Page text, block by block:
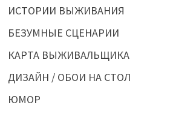
ИСТОРИИ ВЫЖИВАНИЯ
БЕЗУМНЫЕ СЦЕНАРИИ
КАРТА ВЫЖИВАЛЬЩИКА
ДИЗАЙН / ОБОИ НА СТОЛ
ЮМОР